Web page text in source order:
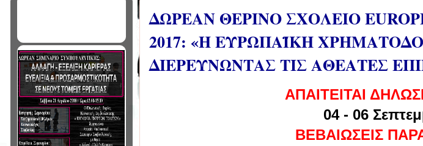
ΔΩΡΕΑΝ ΘΕΡΙΝΟ ΣΧΟΛΕΙΟ
2017: «Η ΕΥΡΩΠΑΪΚΗ
ΔΙΕΡΕΥΝΩΝΤΑΣ ΤΙΣ ΑΘΕΑΤΕΣ
ΑΠΑΙΤΕΙΤΑΙ
04 - 06
ΒΕΒΑΙΩΣΕΙΣ